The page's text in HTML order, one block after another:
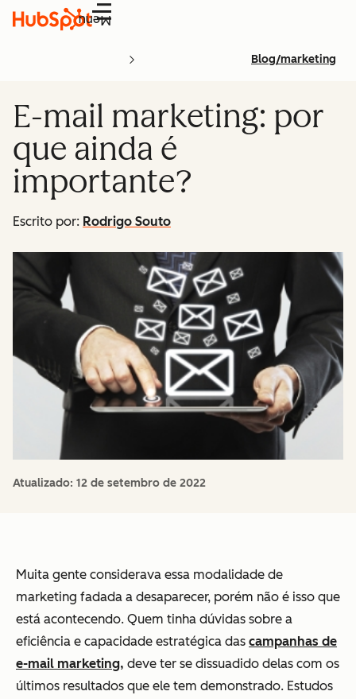
Menu
Blog/marketing
E-mail marketing: por
que ainda é
importante?
Escrito por: Rodrigo Souto
Atualizado: 12 de setembro de 2022
Muita gente considerava essa modalidade de
marketing fadada a desaparecer, porém não é isso que
está acontecendo. Quem tinha dúvidas sobre a
eficiência e capacidade estratégica das campanhas de
e-mail marketing, deve ter se dissuadido delas com os
últimos resultados que ele tem demonstrado. Estudos